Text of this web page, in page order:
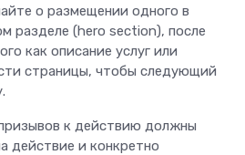
о размещении одного в
разделе (hero section), после
как описание услуг или
страницы, чтобы следующий
к действию должны
действие и конкретно